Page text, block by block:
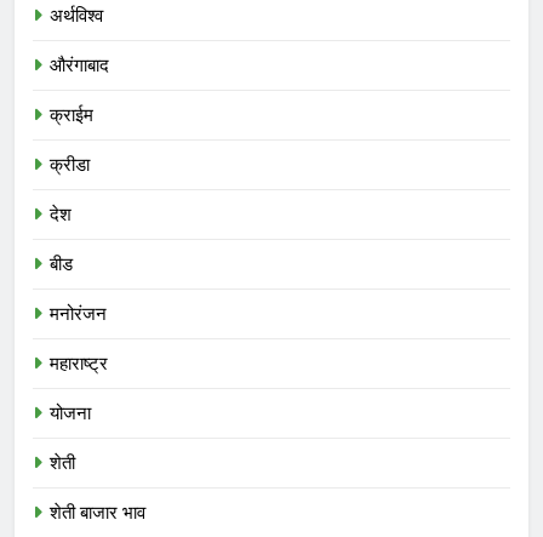
अर्थविश्व
औरंगाबाद
क्राईम
क्रीडा
देश
बीड
मनोरंजन
महाराष्ट्र
योजना
शेती
शेती बाजार भाव